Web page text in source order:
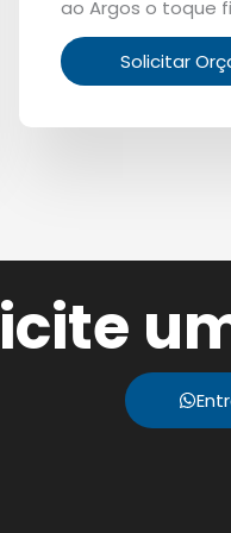
ao Argos o toque
Solicitar